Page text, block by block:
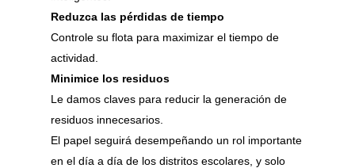
Reduzca las pérdidas de tiempo
Controle su flota para maximizar el tiempo de
actividad.
Minimice los residuos
Le damos claves para reducir la generación de
residuos innecesarios.
El papel seguirá desempeñando un rol importante
en el día a día de los distritos escolares, y solo